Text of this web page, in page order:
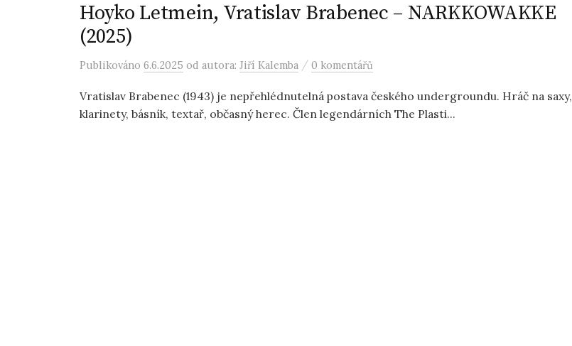
Hoyko Letmein, Vratislav Brabenec – NARKKOWAKKE
(2025)
Publikováno 6.6.2025 od autora: Jiří Kalemba / 0 komentářů
Vratislav Brabenec (1943) je nepřehlédnutelná postava českého undergroundu. Hráč na saxy,
klarinety, básník, textař, občasný herec. Člen legendárních The Plasti...